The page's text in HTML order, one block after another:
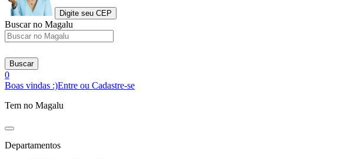
Digite seu CEP
Buscar no Magalu
Buscar
0
Boas vindas :)Entre ou Cadastre-se
Tem no Magalu
Departamentos